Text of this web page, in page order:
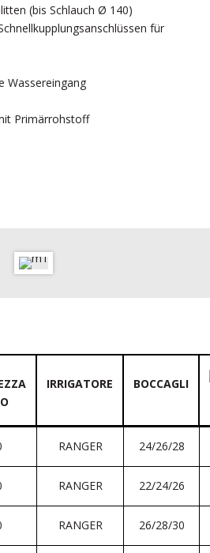
(bis Schlauch Ø 140)
für
Wassereingang
Primärrohstoff
IRRIGATORE BOCCAGLI
RANGER 24/26/28
RANGER 22/24/26
RANGER 26/28/30